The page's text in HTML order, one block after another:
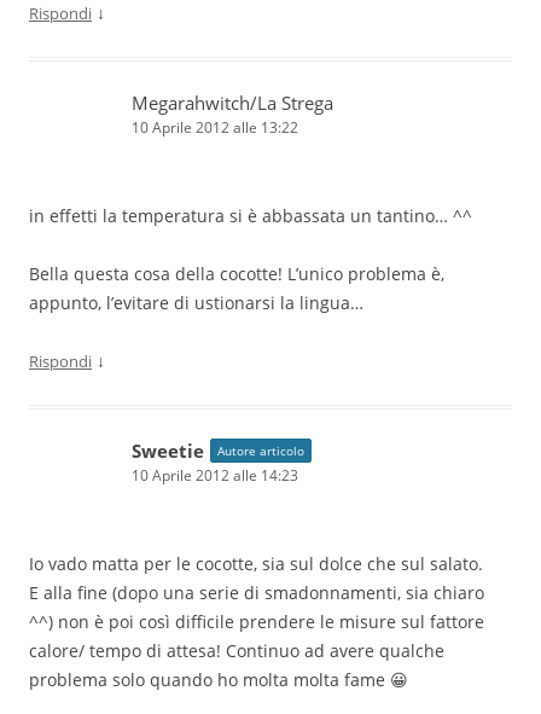
Rispondi ↓
Megarahwitch/La Strega
10 Aprile 2012 alle 13:22
in effetti la temperatura si è abbassata un tantino… ^^
Bella questa cosa della cocotte! L’unico problema è,
appunto, l’evitare di ustionarsi la lingua…
Rispondi ↓
Sweetie Autore articolo
10 Aprile 2012 alle 14:23
Io vado matta per le cocotte, sia sul dolce che sul salato.
E alla fine (dopo una serie di smadonnamenti, sia chiaro
^^) non è poi così difficile prendere le misure sul fattore
calore/ tempo di attesa! Continuo ad avere qualche
problema solo quando ho molta molta fame 😀